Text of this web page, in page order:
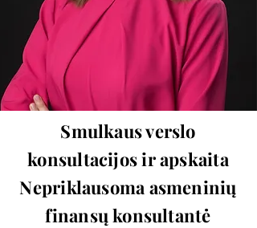
Smulkaus verslo
konsultacijos ir apskaita
Nepriklausoma asmeninių
finansų konsultantė